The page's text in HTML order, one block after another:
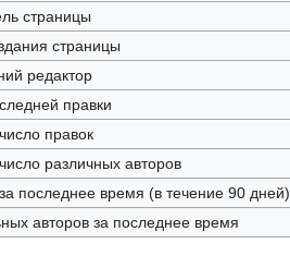
страницы
страницы
редактор
правки
правок
различных авторов
последнее время (в течение 90 дней)
авторов за последнее время